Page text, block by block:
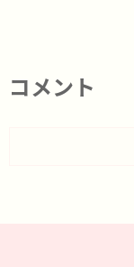
コメント